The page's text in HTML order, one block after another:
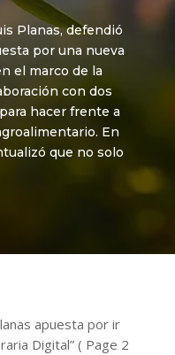
Planas, defendió
por una nueva
el marco de la
con dos
hacer frente a
En
que no solo
apuesta por ir
Digital”( Page 2